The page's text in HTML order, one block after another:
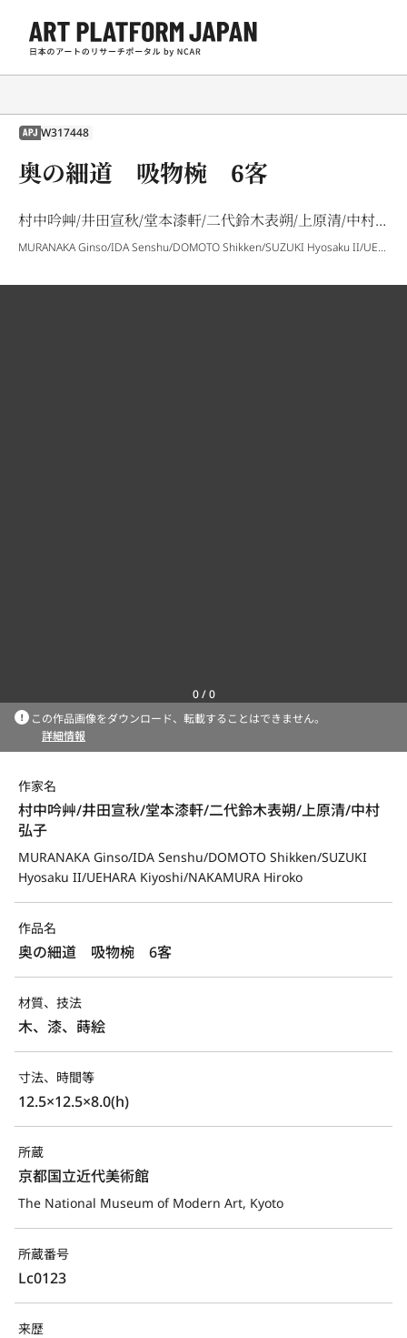
APJ W317448
奥の細道 吸物椀 6客
村中吟艸/井田宣秋/堂本漆軒/二代鈴木表朔/上原清/中村弘子
MURANAKA Ginso/IDA Senshu/DOMOTO Shikken/SUZUKI Hyosaku II/UEHARA Kiyoshi/NAKAMURA Hiroko
0/0
この作品画像をダウンロード、転載することはできません。
詳細情報
作家名
村中吟艸/井田宣秋/堂本漆軒/二代鈴木表朔/上原清/中村
弘子
MURANAKA Ginso/IDA Senshu/DOMOTO Shikken/SUZUKI
Hyosaku II/UEHARA Kiyoshi/NAKAMURA Hiroko
作品名
奥の細道　吸物椀　6客
材質、技法
木、漆、蒔絵
寸法、時間等
12.5×12.5×8.0(h)
所蔵
京都国立近代美術館
The National Museum of Modern Art, Kyoto
所蔵番号
Lc0123
来歴